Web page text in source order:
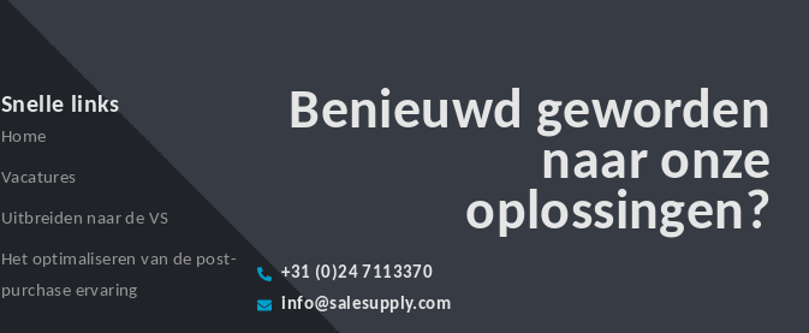
Snelle links
Home
Vacatures
Uitbreiden naar de VS
Het optimaliseren van de post-
purchase ervaring
Benieuwd geworden
naar onze
oplossingen?
+31 (0)24 7113370
info@salesupply.com